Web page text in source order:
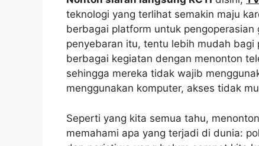
teknologi yang terlihat semakin maju
berbagai platform untuk
penyebaran itu, tentu lebih mudah
berbagai kegiatan dengan menonton
sehingga mereka tidak wajib
menggunakan komputer, akses tidak
Seperti yang kita semua tahu,
memahami apa yang terjadi di dunia: